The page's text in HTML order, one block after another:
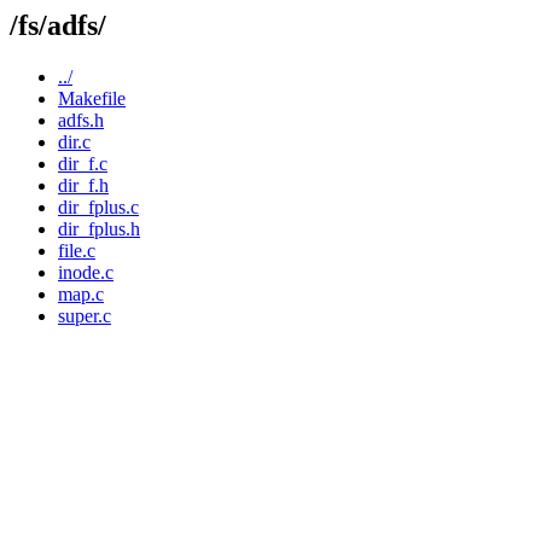
/fs/adfs/
../
Makefile
adfs.h
dir.c
dir_f.c
dir_f.h
dir_fplus.c
dir_fplus.h
file.c
inode.c
map.c
super.c